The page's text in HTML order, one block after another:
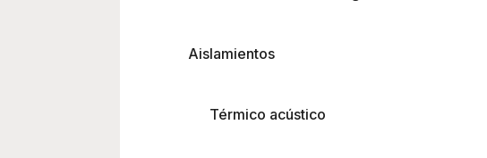
Aislamientos
Térmico acústico